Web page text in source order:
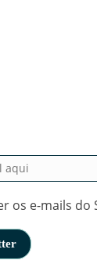
os e-mails do